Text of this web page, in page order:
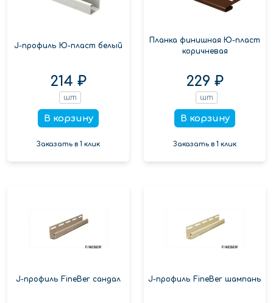
J-профиль Ю-пласт белый
214 ₽
шт
В корзину
Заказать в 1 клик
Планка финишная Ю-пласт
коричневая
229 ₽
шт
В корзину
Заказать в 1 клик
J-профиль FineBer сандал J-профиль FineBer шампань